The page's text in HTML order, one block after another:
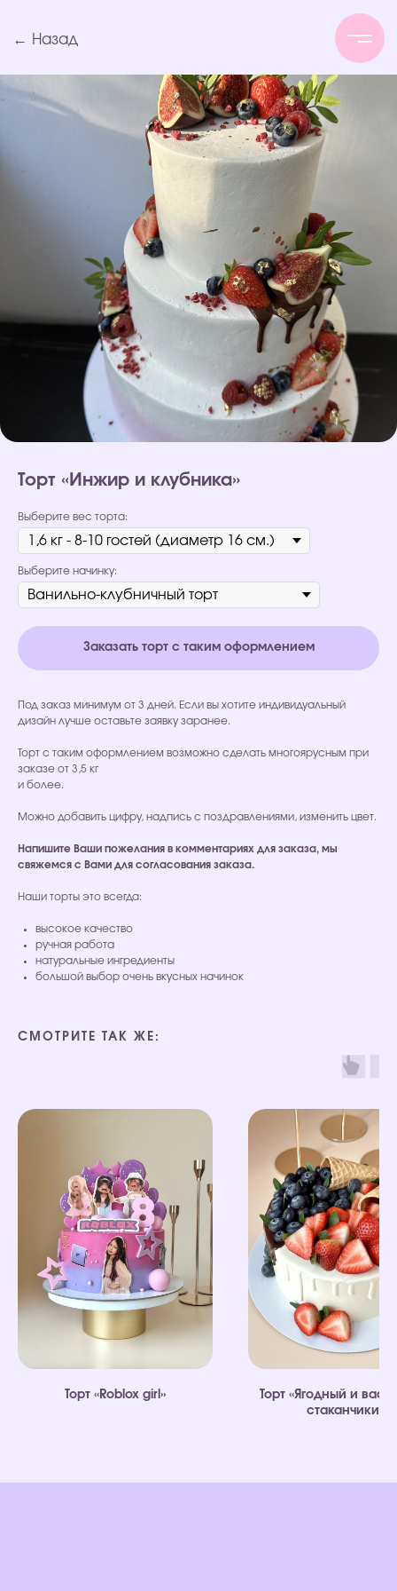
Торт «Инжир и клубника»
Выберите вес торта:
Выберите начинку:
Заказать торт с таким оформлением
Под заказ минимум от 3 дней. Если вы хотите индивидуальный
дизайн лучше оставьте заявку заранее.
Торт с таким оформлением возможно сделать многоярусным при
заказе от 3,5 кг
и более.
Можно добавить цифру, надпись с поздравлениями, изменить цвет.
Напишите Ваши пожелания в комментариях для заказа, мы
свяжемся с Вами для согласования заказа.
Наши торты это всегда:
высокое качество
ручная работа
натуральные ингредиенты
большой выбор очень вкусных начинок
СМОТРИТЕ ТАК ЖЕ:
Торт «Roblox girl»
Торт «Ягодный и
стаканчики»